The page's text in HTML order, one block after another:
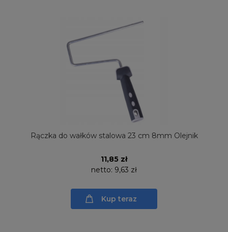
Rączka do wałków stalowa 23 cm 8mm Olejnik
11,85 zł
netto: 9,63 zł
Kup teraz